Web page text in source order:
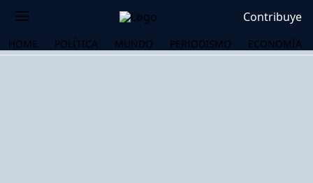
Contribuye
HOME POLÍTICA MUNDO PERIODISMO ECONOMÍA